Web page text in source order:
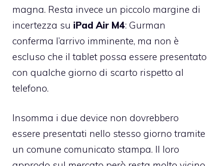
magna. Resta invece un piccolo margine di
incertezza su iPad Air M4: Gurman
conferma l’arrivo imminente, ma non è
escluso che il tablet possa essere presentato
con qualche giorno di scarto rispetto al
telefono.
Insomma i due device non dovrebbero
essere presentati nello stesso giorno tramite
un comune comunicato stampa. Il loro